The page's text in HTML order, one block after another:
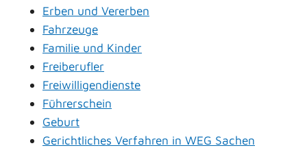
Erben und Vererben
Fahrzeuge
Familie und Kinder
Freiberufler
Freiwilligendienste
Führerschein
Geburt
Gerichtliches Verfahren in WEG Sachen